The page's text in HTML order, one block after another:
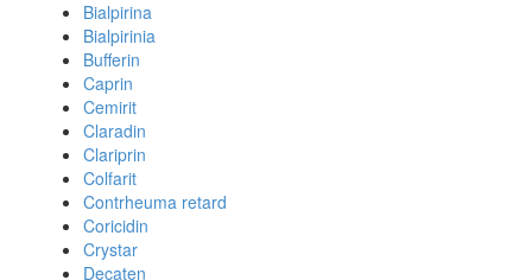
Bialpirina
Bialpirinia
Bufferin
Caprin
Cemirit
Claradin
Clariprin
Colfarit
Contrheuma retard
Coricidin
Crystar
Decaten